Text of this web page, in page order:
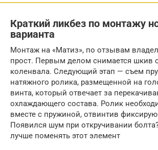
Краткий ликбез по монтажу
варианта
Монтаж на «Матиз», по отзывам
прост. Первым делом снимается шкив
коленвала. Следующий этап — съем
натяжного ролика, размещенной на
винта, который отвечает за
охлаждающего состава. Ролик
вместе с пружиной, отвинтив
Появился шум при откручивании
лучше поменять этот элемент